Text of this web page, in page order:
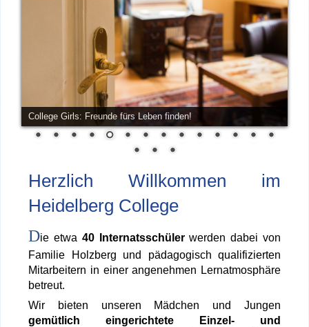
College Girls: Freunde fürs Leben finden!
Herzlich Willkommen im
Heidelberg College
Die etwa 40 Internats­schülerwerden dabei von
Familie Holzberg und pädagogisch quali­fi­zierten
Mitarbeitern in einer angenehmen Lernatmosphäre
betreut.
Wir bieten unseren Mädchen und Jungen
gemütlich eingerichtete Einzel- und